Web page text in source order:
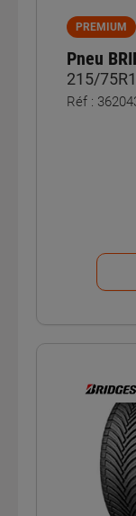
PREMIUM
Pneu
215/
Réf :